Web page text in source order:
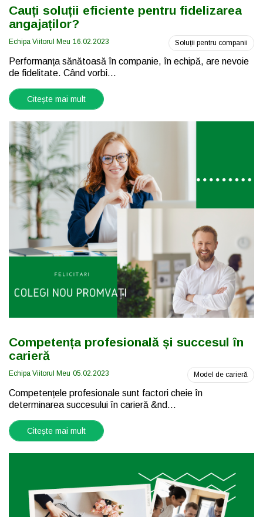
Cauți soluții eficiente pentru fidelizarea
angajaților?
Echipa Viitorul Meu 16.02.2023 Soluții pentru companii
Performanța sănătoasă în companie, în echipă, are nevoie
de fidelitate. Când vorbi...
Citește mai mult
Competența profesională și succesul în
carieră
Echipa Viitorul Meu 05.02.2023 Model de carieră
Competențele profesionale sunt factori cheie în
determinarea succesului în carieră &nd...
Citește mai mult